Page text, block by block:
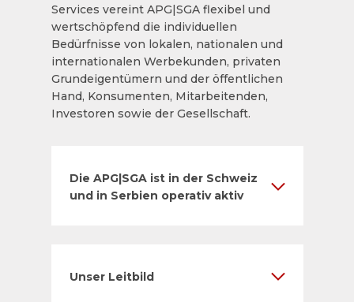
Services vereint APG|SGA flexibel und
wertschöpfend die individuellen
Bedürfnisse von lokalen, nationalen und
internationalen Werbekunden, privaten
Grundeigentümern und der öffentlichen
Hand, Konsumenten, Mitarbeitenden,
Investoren sowie der Gesellschaft.
Die APG|SGA ist in der Schweiz
und in Serbien operativ aktiv
Unser Leitbild